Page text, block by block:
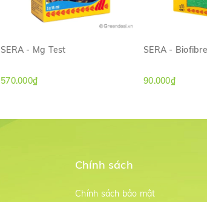
SERA - Mg Test
570.000₫
SERA -
90.000₫
Chính sách
Chính sách bảo mật